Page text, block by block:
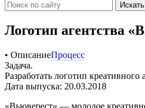
Искать
Логотип агентства
• ОписаниеПроцесс
Задача.
Разработать логотип креативного
Дата выпуска: 20.03.2018
«Вьюверест» — молодое